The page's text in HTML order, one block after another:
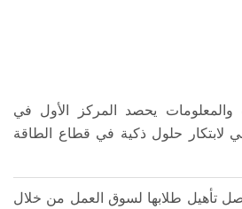
والمعلومات يحصد المركز الأول في
لابتكار حلول ذكية في قطاع الطاقة
تأهيل طلابها لسوق العمل من خلال